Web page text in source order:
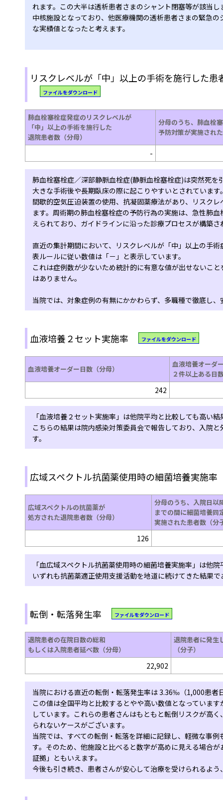
れます。この大半は透析患者さまのシャント閉塞等が該当
中核施設となっており、他医療機関の透析患者さまの緊急
な実績値となったと考えます。
リスクレベルが「中」以上の手術を施行した
ファイルをダウンロード
肺血栓塞栓症発症のリスクレベルが
「中」以上の手術を施行した
退院患者数（分母）
分母のうち、肺血栓
予防対策が実施され
-
肺⾎栓塞栓症／深部静脈⾎栓症(静脈⾎栓塞栓症)は突然死
大きな手術後や長期臥床の際に起こりやすいとされていま
間歇的空気圧迫装置の使⽤、抗凝固薬療法があり、リスク
ます。周術期の肺⾎栓塞栓症の予防⾏為の実施は、急性肺
えられており、ガイドラインに沿った診療プロセスが構築
直近の集計期間において、リスクレベルが「中」以上の手
表ルールに従い数値は「－」と表示しています。
これは症例数が少ないため統計的に有意な値が出せないこ
はありません。
当院では、対象症例の有無にかかわらず、多職種で徹底し
血液培養２セット実施率 ファイルをダウンロード
血液培養オーダー日数（分母）
血液培養オーダ
２件以上ある日
242
「血液培養２セット実施率」は他院平均と比較しても高い
こちらの結果は院内感染対策委員会で報告しており、入院
す。
広域スペクトル抗菌薬使用時の細菌培養実施率
広域スペクトルの抗菌薬が
処方された退院患者数（分母）
分母のうち、入院日以
までの間に細菌培養同
実施された患者数（分
126
「血広域スペクトル抗菌薬使用時の細菌培養実施率」は他
いずれも抗菌薬適正使用支援活動を地道に続けてきた結果
転倒・転落発生率 ファイルをダウンロード
退院患者の在院日数の総和
もしくは入院患者延べ数（分母）
退院患者に発生
（分子）
22,902
当院における直近の転倒・転落発生率は 3.36‰（1,000患者
この値は全国平均と比較するとやや高い数値となっていま
しています。これらの患者さんはもともと転倒リスクが高
られないケースがございます。
当院では、すべての転倒・転落を詳細に記録し、軽微な事
す。そのため、他施設と比べると数字が高めに見える場合
証拠」ともいえます。
今後も引き続き、患者さんが安心して治療を受けられるよ